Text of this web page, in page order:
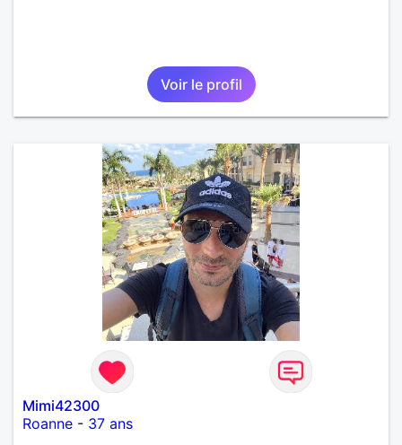
Voir le profil
Mimi42300
Roanne - 37 ans